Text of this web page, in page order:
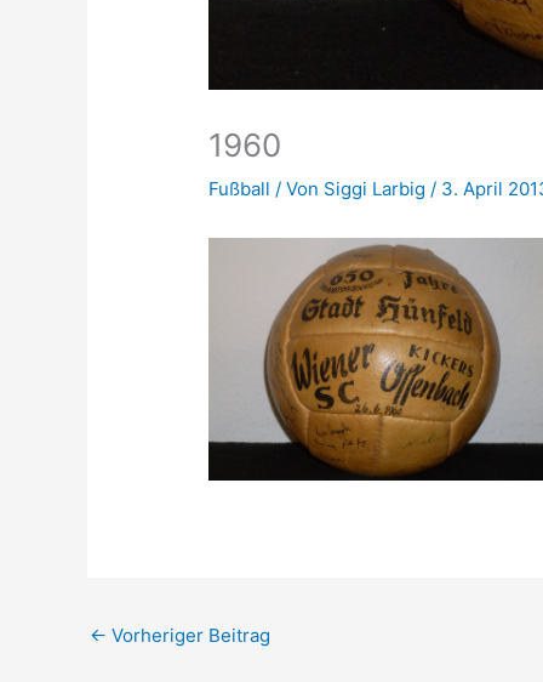
1960
Fußball / Von Siggi Larbig / 3. April
← Vorheriger Beitrag